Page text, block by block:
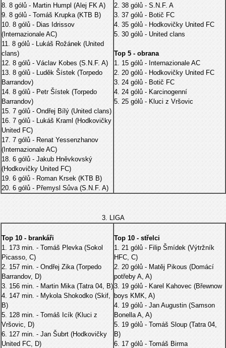
8. 8 gólů - Martin Humpl (Alej FK A)
9. 8 gólů - Tomáš Krupka (KTB B)
10. 8 gólů - Dias Idrissov
(Internazionale AC)
11. 8 gólů - Lukáš Rožánek (United
clans)
12. 8 gólů - Václav Kobes (S.N.F. A)
13. 8 gólů - Luděk Šístek (Torpedo
Barrandov)
14. 8 gólů - Petr Šístek (Torpedo
Barrandov)
15. 7 gólů - Ondřej Bílý (United clans)
16. 7 gólů - Lukáš Kraml (Hodkovičky
United FC)
17. 7 gólů - Renat Yessenzhanov
(Internazionale AC)
18. 6 gólů - Jakub Hněvkovský
(Hodkovičky United FC)
19. 6 gólů - Roman Krsek (KTB B)
20. 6 gólů - Přemysl Sůva (S.N.F. A)
2. 38 gólů - S.N.F. A
3. 37 gólů - Botič FC
4. 35 gólů - Hodkovičky United FC
5. 30 gólů - United clans
Top 5 - obrana
1. 15 gólů - Internazionale AC
2. 20 gólů - Hodkovičky United FC
3. 24 gólů - Botič FC
4. 24 gólů - Karcinogenní
5. 25 gólů - Kluci z Vršovic
3. LIGA
Top 10 - brankáři
1. 173 min. - Tomáš Plevka (Sokol
Picasso, C)
2. 157 min. - Ondřej Zika (Torpedo
Barrandov, D)
3. 156 min. - Martin Mika (Tatra 04, B)
4. 147 min. - Mykola Shokodko (Skif,
B)
5. 128 min. - Tomáš Icík (Kluci z
Vršovic, D)
6. 127 min. - Jan Šubrt (Hodkovičky
United FC, D)
Top 10 - střelci
1. 21 gólů - Filip Šmídek (Výtržník
HFC, C)
2. 20 gólů - Matěj Pikous (Domácí
potřeby A, A)
3. 19 gólů - Karel Kahovec (Břewnow
boys KMK, A)
4. 19 gólů - Jan Augustin (Samson
Bonella A, A)
5. 19 gólů - Tomáš Sloup (Tatra 04,
B)
6. 17 gólů - Tomáš Birma